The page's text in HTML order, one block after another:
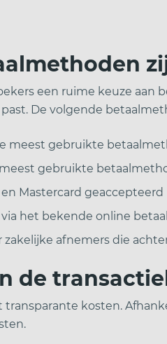
een ruime keuze aan
De volgende
meest gebruikte
gebruikte
Mastercard geaccepteerd
het bekende online
afnemers die
de
kosten.